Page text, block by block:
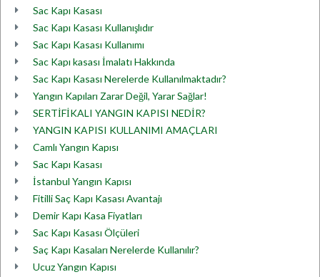
Sac Kapı Kasası
Sac Kapı Kasası Kullanışlıdır
Sac Kapı Kasası Kullanımı
Sac Kapı kasası İmalatı Hakkında
Sac Kapı Kasası Nerelerde Kullanılmaktadır?
Yangın Kapıları Zarar Değil, Yarar Sağlar!
SERTİFİKALI YANGIN KAPISI NEDİR?
YANGIN KAPISI KULLANIMI AMAÇLARI
Camlı Yangın Kapısı
Sac Kapı Kasası
İstanbul Yangın Kapısı
Fitilli Saç Kapı Kasası Avantajı
Demir Kapı Kasa Fiyatları
Sac Kapı Kasası Ölçüleri
Saç Kapı Kasaları Nerelerde Kullanılır?
Ucuz Yangın Kapısı